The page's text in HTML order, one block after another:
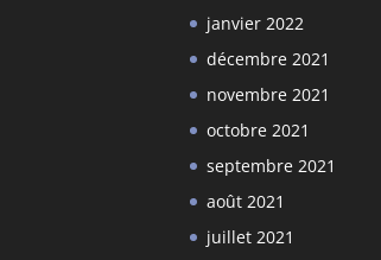
janvier 2022
décembre 2021
novembre 2021
octobre 2021
septembre 2021
août 2021
juillet 2021